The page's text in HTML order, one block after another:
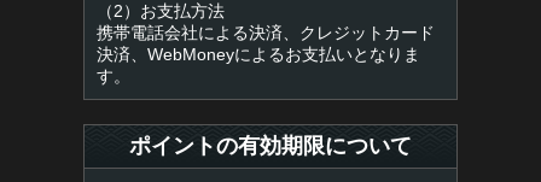
（2）お支払方法
携帯電話会社による決済、クレジットカード
決済、WebMoneyによるお支払いとなりま
す。
ポイントの有効期限について